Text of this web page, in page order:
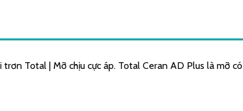
Total | Mỡ chịu cực áp. Total Ceran AD Plus là mỡ